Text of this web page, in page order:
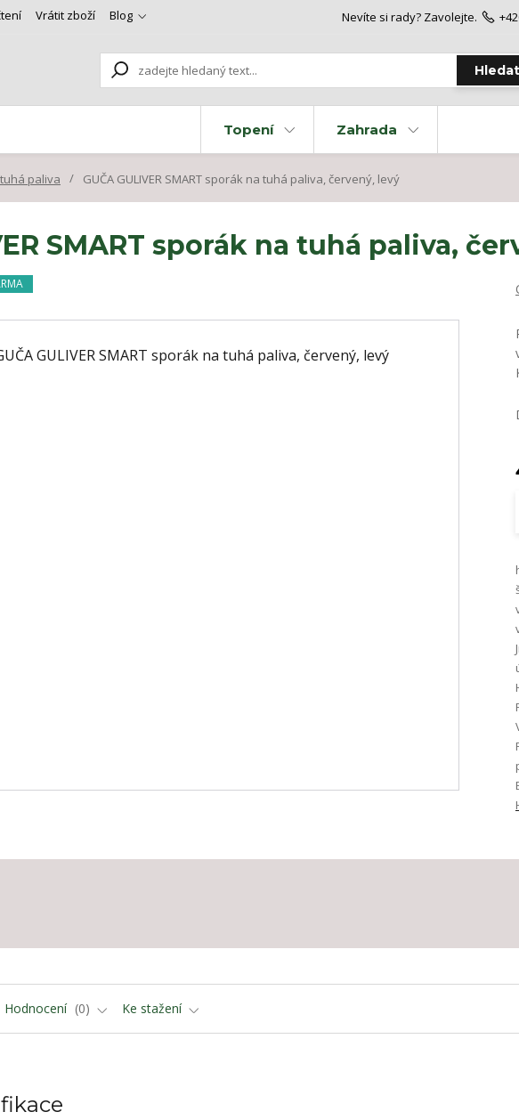
Vrátit zboží Blog
Hledat
Nevíte si rady? Zavolejte.
Topení Zahrada
paliva GUČA GULIVER SMART sporák na tuhá paliva, červený, levý
SMART sporák na tuhá paliva,
Hodnocení 0 Ke stažení